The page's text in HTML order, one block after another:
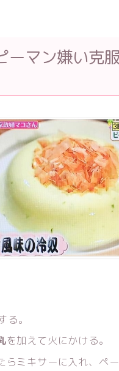
ーマン嫌い
。
を加えて火にかける。
らミキサーに入れ、ペ